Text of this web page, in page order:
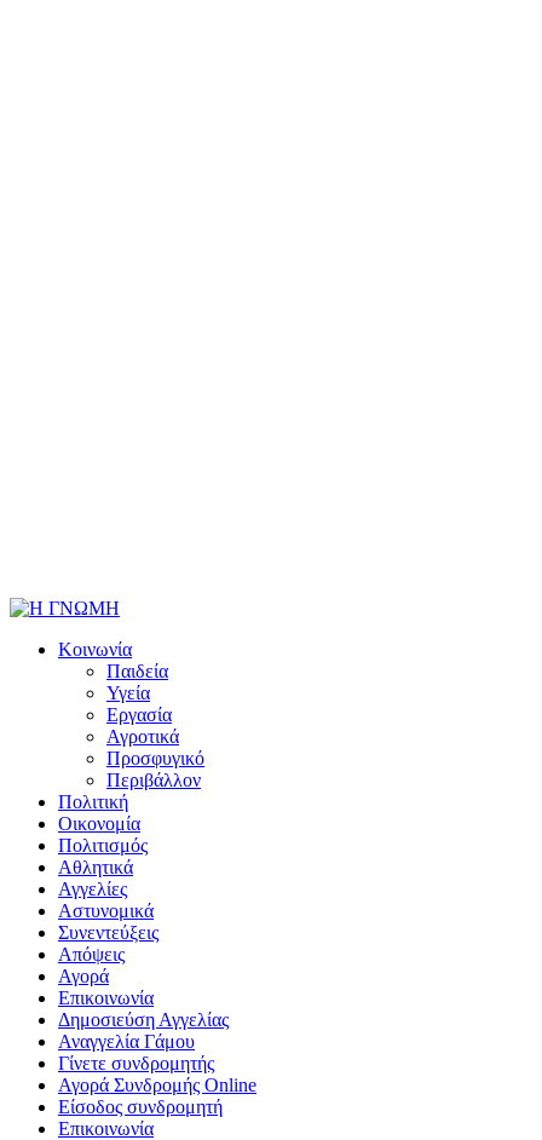
Κοινωνία
Παιδεία
Υγεία
Εργασία
Αγροτικά
Προσφυγικό
Περιβάλλον
Πολιτική
Οικονομία
Πολιτισμός
Αθλητικά
Αγγελίες
Αστυνομικά
Συνεντεύξεις
Απόψεις
Αγορά
Επικοινωνία
Δημοσιεύση Αγγελίας
Αναγγελία Γάμου
Γίνετε συνδρομητής
Αγορά Συνδρομής Online
Είσοδος συνδρομητή
Επικοινωνία